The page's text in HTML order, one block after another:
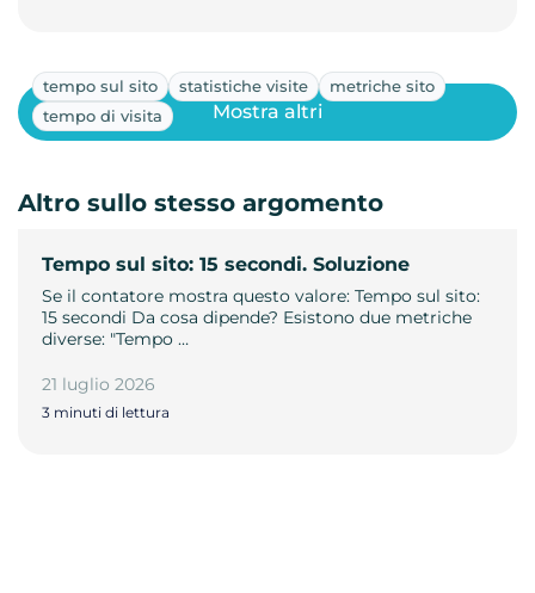
tempo sul sito statistiche visite
metriche sito
tempo di visita
Tempo sul sito: 15 secondi. Soluzione
Se il contatore mostra questo valore: Tempo sul sito:
15 secondi Da cosa dipende? Esistono due metriche
diverse: "Tempo …
21 luglio 2026
3 minuti di lettura
Mostra altri
Altro sullo stesso argomento